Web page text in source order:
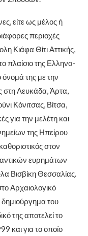
είτε ως μέλος ή
περιοχές
Κιάφα Θίτι Αττικής,
πλαίσιο της Ελληνο-
της με την
στη Λευκάδα, Άρτα,
Κόνιτσας, Βίτσα,
για την μελέτη και
της Ηπείρου
στον
ευρημάτων
Βισβίκη Θεσσαλίας.
Αρχαιολογικό
του
της αποτελεί το
και για το οποίο